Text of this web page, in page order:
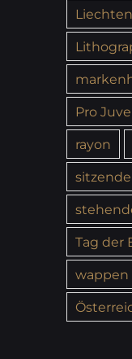
Pro
rayon
sitzende
Tag der
wappen